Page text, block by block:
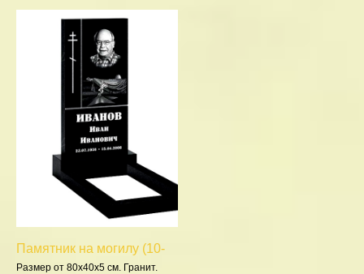
Памятник на могилу (10-
595)
Размер от 80х40х5 см. Гранит.